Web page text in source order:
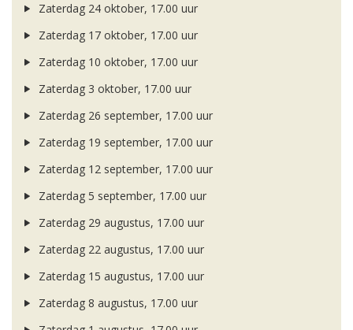
Zaterdag 24 oktober, 17.00 uur
Zaterdag 17 oktober, 17.00 uur
Zaterdag 10 oktober, 17.00 uur
Zaterdag 3 oktober, 17.00 uur
Zaterdag 26 september, 17.00 uur
Zaterdag 19 september, 17.00 uur
Zaterdag 12 september, 17.00 uur
Zaterdag 5 september, 17.00 uur
Zaterdag 29 augustus, 17.00 uur
Zaterdag 22 augustus, 17.00 uur
Zaterdag 15 augustus, 17.00 uur
Zaterdag 8 augustus, 17.00 uur